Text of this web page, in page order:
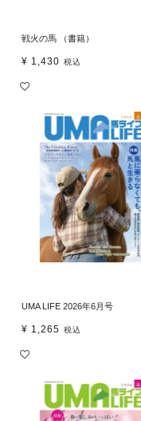
戦火の馬 （書籍）
¥ 1,430 税込
UMA LIFE 2026年6月号
¥ 1,265 税込